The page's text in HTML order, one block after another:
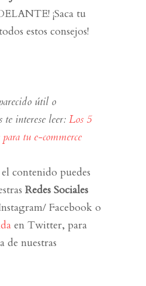
¡Saca tu
estos consejos!
útil o
te interese leer: Los 5
tu e-commerce
contenido puedes
Redes Sociales
Facebook o
en Twitter, para
de nuestras